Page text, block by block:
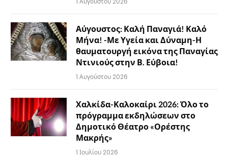
Αύγουστος: Καλή Παναγιά! Καλό
Μήνα! -Με Υγεία και Δύναμη-Η
θαυματουργή εικόνα της Παναγίας
Ντινιούς στην Β. Εύβοια!
1 Αυγούστου 2026
Χαλκίδα-Καλοκαίρι 2026: Όλο το
πρόγραμμα εκδηλώσεων στο
Δημοτικό Θέατρο «Ορέστης
Μακρής»
1 Ιουλίου 2026